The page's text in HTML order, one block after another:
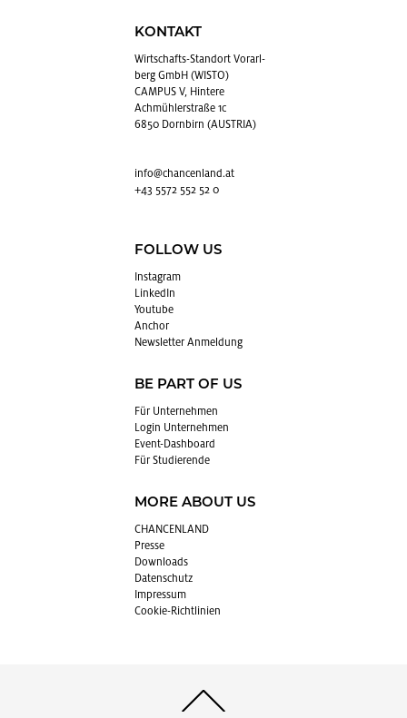
KONTAKT
Wirt­schafts-Stand­ort Vor­arl­
berg GmbH (WISTO)
CAMPUS V, Hintere
Achmühlerstraße 1c
6850 Dornbirn (AUSTRIA)
info@​chancenland.​at
+43 5572 552 52 0
FOLLOW US
In­sta­gram
Lin­kedIn
You­tube
An­chor
News­let­ter An­mel­dung
BE PART OF US
Für Un­ter­neh­men
Login Un­ter­neh­men
Event-Da­sh­board
Für Stu­die­ren­de
MORE ABOUT US
CHAN­CEN­LAND
Pres­se
Down­loads
Da­ten­schutz
Im­pres­sum
Coo­kie-Richt­li­ni­en